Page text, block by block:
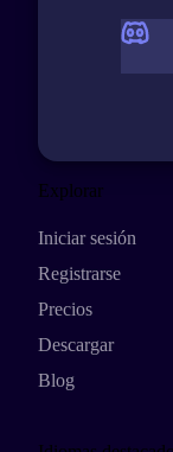
Explorar
Iniciar sesión
Registrarse
Precios
Descargar
Blog